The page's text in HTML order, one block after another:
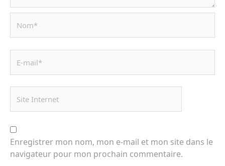
Enregistrer mon nom, mon e-mail et mon site dans le
navigateur pour mon prochain commentaire.